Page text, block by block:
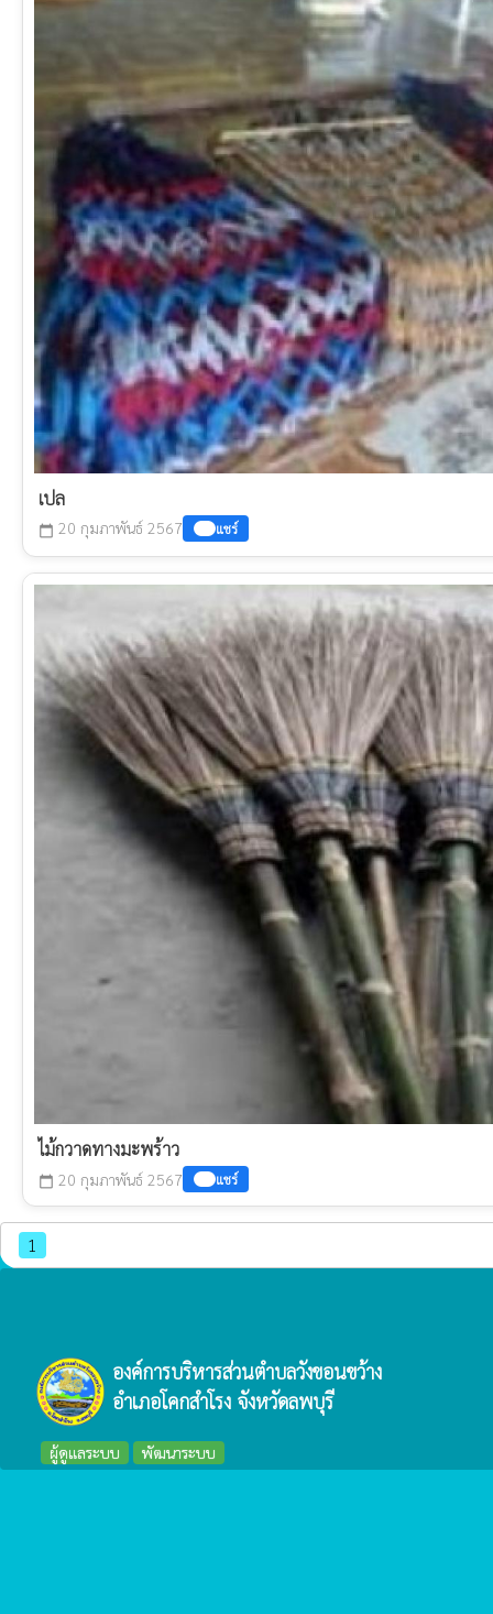
เปล
calendar_today 20 กุมภาพันธ์ 2567 แชร์
ไม้กวาดทางมะพร้าว
calendar_today 20 กุมภาพันธ์ 2567 แชร์
1
องค์การบริหารส่วนตำบลวังขอนขว้าง
อำเภอโคกสำโรง จังหวัดลพบุรี
ผู้ดูแลระบบ พัฒนาระบบ